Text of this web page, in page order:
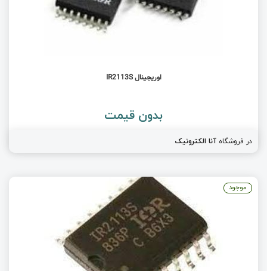
اوریجینال IR2113S
بدون قیمت
در فروشگاه آنا الکترونیک
موجود